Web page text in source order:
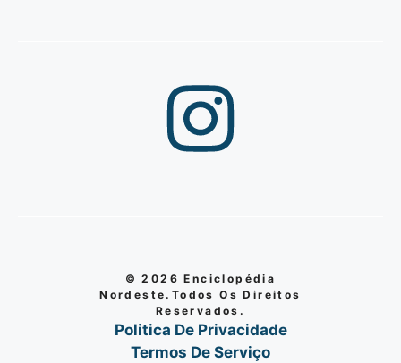
© 2026 Enciclopédia
Nordeste.Todos Os Direitos
Reservados.
Politica De Privacidade
Termos De Serviço